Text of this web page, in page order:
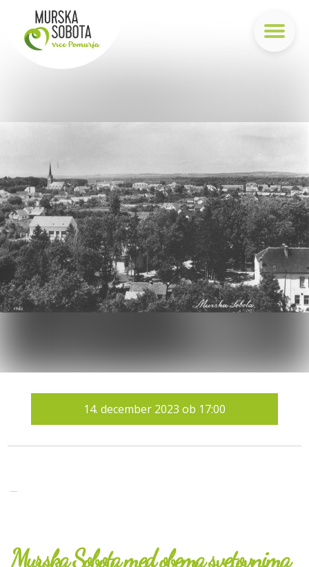
14. december 2023 ob 17:00
Murska Sobota med obema svetovnima